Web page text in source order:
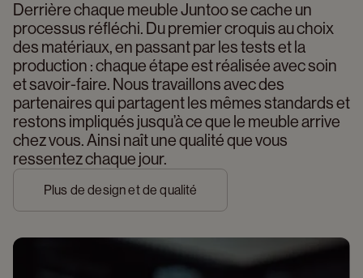
Derrière chaque meuble Juntoo se cache un
processus réfléchi. Du premier croquis au choix
des matériaux, en passant par les tests et la
production : chaque étape est réalisée avec soin
et savoir-faire. Nous travaillons avec des
partenaires qui partagent les mêmes standards et
restons impliqués jusqu’à ce que le meuble arrive
chez vous. Ainsi naît une qualité que vous
ressentez chaque jour.
Plus de design et de qualité